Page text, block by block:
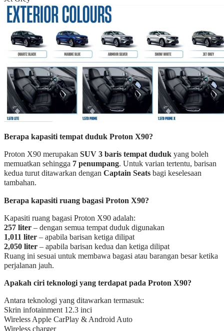
Berapa kapasiti tempat duduk Proton X90?
Proton X90 merupakan SUV 3 baris tempat duduk yang boleh
memuatkan sehingga 7 penumpang. Untuk varian tertentu, barisan
kedua turut ditawarkan dengan Captain Seats bagi keselesaan
tambahan.
Berapa kapasiti ruang bagasi Proton X90?
Kapasiti ruang bagasi Proton X90 adalah:
257 liter – dengan semua tempat duduk digunakan
1,011 liter – apabila barisan ketiga dilipat
2,050 liter – apabila barisan kedua dan ketiga dilipat
Ruang ini sesuai untuk membawa bagasi atau barangan besar ketika
perjalanan jauh.
Apakah ciri teknologi yang terdapat pada Proton X90?
Antara teknologi yang ditawarkan termasuk:
Skrin infotainment 12.3 inci
Wireless Apple CarPlay & Android Auto